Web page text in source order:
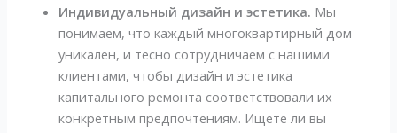
Индивидуальный дизайн и эстетика. Мы
понимаем, что каждый многоквартирный дом
уникален, и тесно сотрудничаем с нашими
клиентами, чтобы дизайн и эстетика
капитального ремонта соответствовали их
конкретным предпочтениям. Ищете ли вы